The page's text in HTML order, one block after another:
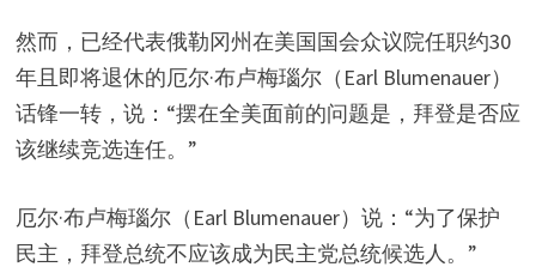
然而，已经代表俄勒冈州在美国国会众议院任职约30
年且即将退休的厄尔·布卢梅瑙尔（Earl Blumenauer）
话锋一转，说：“摆在全美面前的问题是，拜登是否应
该继续竞选连任。”
厄尔·布卢梅瑙尔（Earl Blumenauer）说：“为了保护
民主，拜登总统不应该成为民主党总统候选人。”